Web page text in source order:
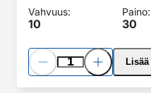
Vahvuus:
10
Paino:
30
Pienennä
määrää
Lisää
määrää